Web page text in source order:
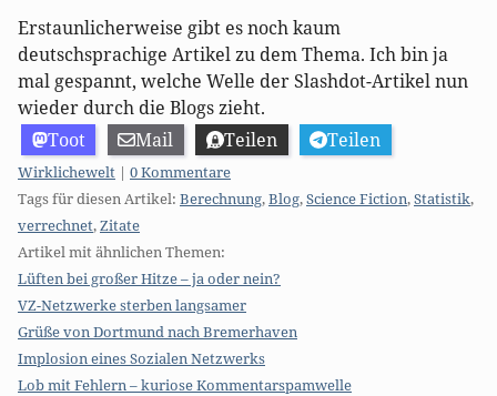
Erstaunlicherweise gibt es noch kaum
deutschsprachige Artikel zu dem Thema. Ich bin ja
mal gespannt, welche Welle der Slashdot-Artikel nun
wieder durch die Blogs zieht.
Toot
Mail Teilen Teilen
Kategorien:
Wirklichewelt | 0 Kommentare
Tags für diesen Artikel: Berechnung,Blog,Science Fiction,Statistik,
verrechnet,Zitate
Artikel mit ähnlichen Themen:
Lüften bei großer Hitze – ja oder nein?
VZ-Netzwerke sterben langsamer
Grüße von Dortmund nach Bremerhaven
Implosion eines Sozialen Netzwerks
Lob mit Fehlern – kuriose Kommentarspamwelle